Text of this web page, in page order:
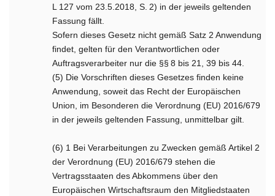
L 127 vom 23.5.2018, S. 2) in der jeweils geltenden
Fassung fällt.
Sofern dieses Gesetz nicht gemäß Satz 2 Anwendung
findet, gelten für den Verantwortlichen oder
Auftragsverarbeiter nur die §§ 8 bis 21, 39 bis 44.
(5) Die Vorschriften dieses Gesetzes finden keine
Anwendung, soweit das Recht der Europäischen
Union, im Besonderen die Verordnung (EU) 2016/679
in der jeweils geltenden Fassung, unmittelbar gilt.
(6) 1 Bei Verarbeitungen zu Zwecken gemäß Artikel 2
der Verordnung (EU) 2016/679 stehen die
Vertragsstaaten des Abkommens über den
Europäischen Wirtschaftsraum den Mitgliedstaaten